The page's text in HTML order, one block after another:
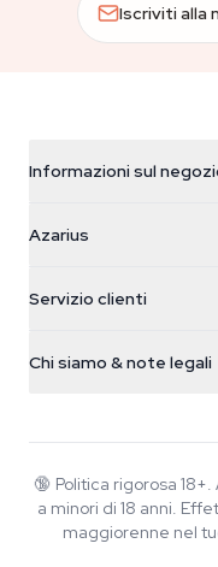
Iscriviti alla
Informazioni sul
Galvaniweg 11
Nederland
+31(0)204897914
Azarius
Smokeshop
Servizio clienti
FAQ
Informativa sulla privacy
Chi siamo & note legali
Wiki
Blog
Scrittori
🔞 Politica rigorosa
a minori di 18 anni.
maggiorenne nel